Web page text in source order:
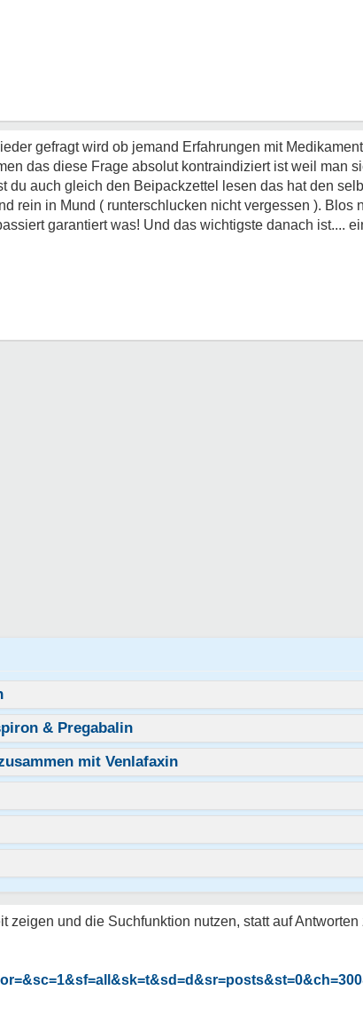
gefragt wird ob jemand Erfahrungen mit
das diese Frage absolut kontraindiziert ist weil man
du auch gleich den Beipackzettel lesen das hat den
rein in Mund ( runterschlucken nicht vergessen ). Blos
garantiert was! Und das wichtigste danach ist....
& Pregabalin
mit Venlafaxin
zeigen und die Suchfunktion nutzen, statt auf Antworten